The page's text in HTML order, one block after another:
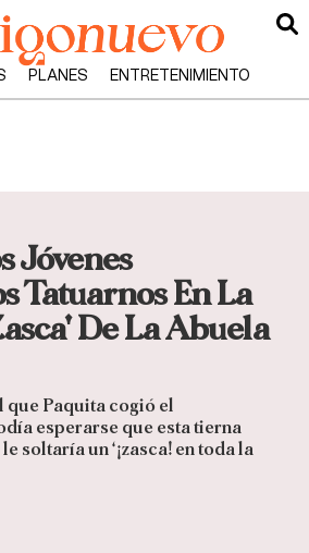
PLANES ENTRETENIMIENTO
Jóvenes
Tatuarnos En La
De La Abuela
que Paquita cogió el
esperarse que esta tierna
soltaría un ‘¡zasca! en toda la